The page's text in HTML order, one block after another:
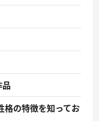
品
格の特徴を知ってお